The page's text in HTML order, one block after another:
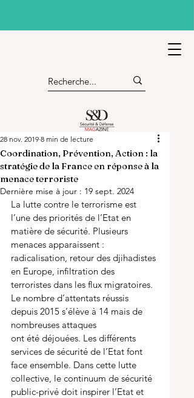
Coordination, Prévention, Action : la
stratégie de la France en réponse à la
menace terroriste
28 nov. 2019 8 min de lecture
Dernière mise à jour : 19 sept. 2024
La lutte contre le terrorisme est
l’une des priorités de l’Etat en
matière de sécurité. Plusieurs
menaces apparaissent :
radicalisation, retour des djihadistes
en Europe, infiltration des
terroristes dans les flux migratoires.
Le nombre d’attentats réussis
depuis 2015 s’élève à 14 mais de
nombreuses attaques
ont été déjouées. Les différents
services de sécurité de l’Etat font
face ensemble. Dans cette lutte
collective, le continuum de sécurité
public-privé doit inspirer l’Etat et